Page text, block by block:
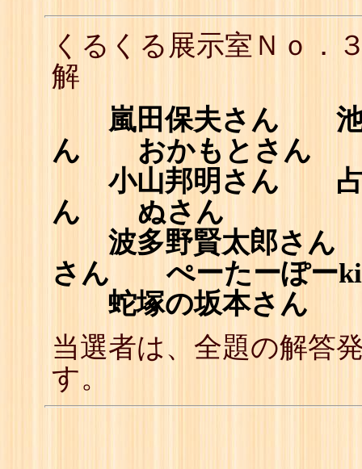
くるくる展示室Ｎｏ
解
嵐田保夫さん 池
ん おかもとさん
小山邦明さん 占
ん ぬさん
波多野賢太郎さ
さん ぺーたーぽー
蛇塚の坂本さん
当選者は、全題の解答
す。